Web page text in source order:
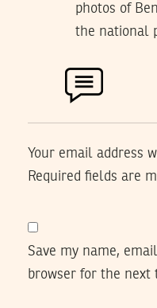
photos of
the national
Your email address
Required fields are
Save my name,
browser for the next